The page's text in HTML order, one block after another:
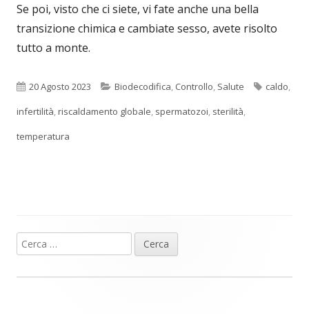
Se poi, visto che ci siete, vi fate anche una bella
transizione chimica e cambiate sesso, avete risolto
tutto a monte.
Pubblicato
20 Agosto 2023 Categorie
Biodecodifica, Controllo, Salute Tag
caldo,
infertilità,riscaldamento globale, spermatozoi, sterilità,
temperatura
Barra
laterale
Ricerca
per: